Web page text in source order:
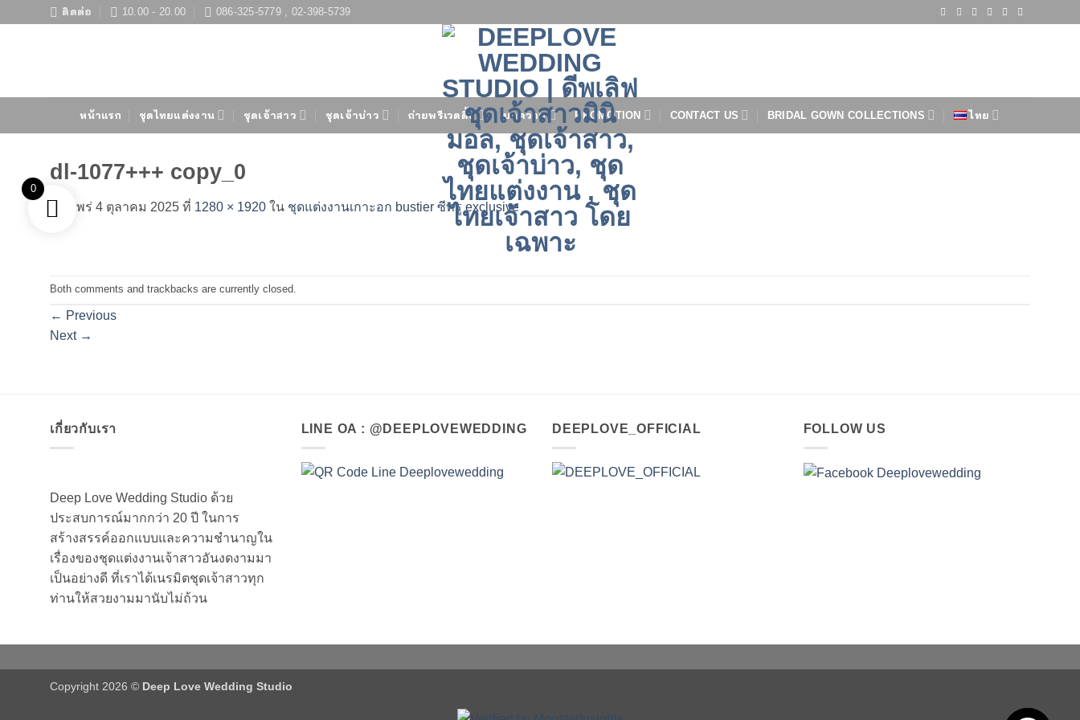
ติดต่อ 10.00 - 20.00 086-325-5779 , 02-398-5739
หน้าแรก ชุดไทยแต่งงาน ชุดเจ้าสาว ชุดเจ้าบ่าว ถ่ายพรีเวดดิ้ง บทความ PROMOTION CONTACT US BRIDAL GOWN COLLECTIONS ไทย
dl-1077+++ copy_0
เผยแพร่ 4 ตุลาคม 2025 ที่ 1280 × 1920 ใน ชุดแต่งงานเกาะอก ​bustier​ ซีทรู exclusive
Both comments and trackbacks are currently closed.
← Previous
Next →
เกี่ยวกับเรา
Deep Love Wedding Studio ด้วย
ประสบการณ์มากกว่า 20 ปี ในการ
สร้างสรรค์ออกแบบและความชำนาญใน
เรื่องของชุดแต่งงานเจ้าสาวอันงดงามมา
เป็นอย่างดี ที่เราได้เนรมิตชุดเจ้าสาวทุก
ท่านให้สวยงามมานับไม่ถ้วน
LINE OA : @DEEPLOVEWEDDING DEEPLOVE_OFFICIAL FOLLOW US
Copyright 2026 © Deep Love Wedding Studio
0